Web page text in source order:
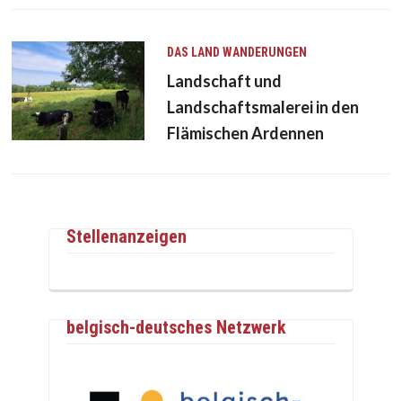
DAS LAND WANDERUNGEN
Landschaft und
Landschaftsmalerei in den
Flämischen Ardennen
Stellenanzeigen
belgisch-deutsches Netzwerk